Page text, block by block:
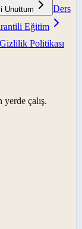
Unuttum
Ders
Eğitim
Gizlilik Politikası
çalış.